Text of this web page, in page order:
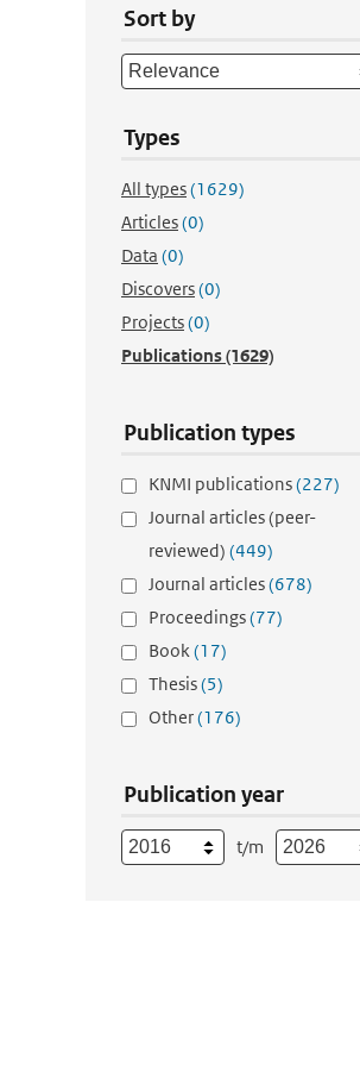
Sort by
Types
All types(1629)
Articles(0)
Data (0)
Discovers(0)
Projects(0)
Publications(1629)
Publication types
KNMI publications(227)
Journal articles (peer-
reviewed) (449)
Journal articles(678)
Proceedings(77)
Book(17)
Thesis(5)
Other(176)
Publication year
t/m